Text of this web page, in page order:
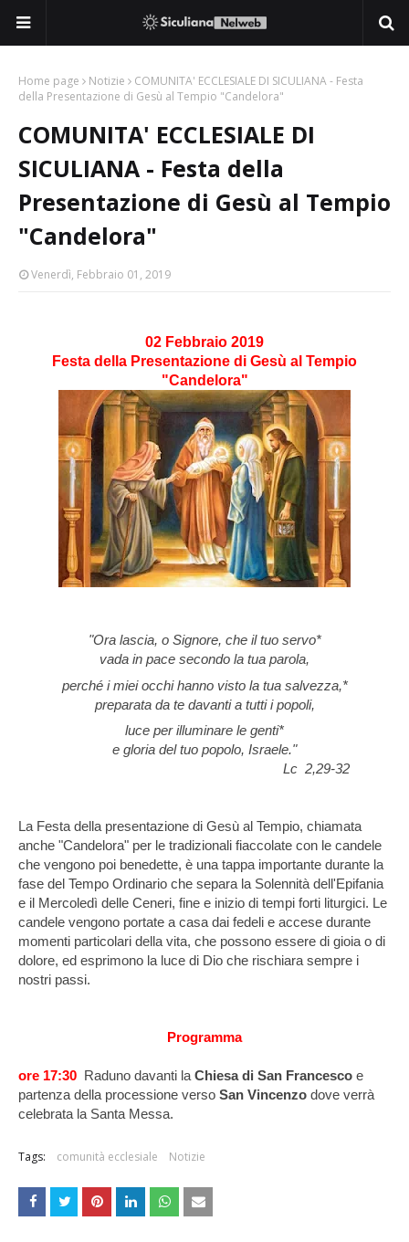
Home page Notizie
COMUNITA' ECCLESIALE DI SICULIANA - Festa
della Presentazione di Gesù al Tempio "Candelora"
COMUNITA' ECCLESIALE DI
SICULIANA - Festa della
Presentazione di Gesù al Tempio
"Candelora"
Venerdì, Febbraio 01, 2019
02 Febbraio 2019
Festa della Presentazione di Gesù al Tempio
"Candelora"
"Ora lascia, o Signore, che il tuo servo*
vada in pace secondo la tua parola,
perché i miei occhi hanno visto la tua salvezza,*
preparata da te davanti a tutti i popoli,
luce per illuminare le genti*
e gloria del tuo popolo, Israele."
Lc 2,29-32
La Festa della presentazione di Gesù al Tempio, chiamata
anche "Candelora" per le tradizionali fiaccolate con le candele
che vengono poi benedette, è una tappa importante durante la
fase del Tempo Ordinario che separa la Solennità dell'Epifania
e il Mercoledì delle Ceneri, fine e inizio di tempi forti liturgici. Le
candele vengono portate a casa dai fedeli e accese durante
momenti particolari della vita, che possono essere di gioia o di
dolore, ed esprimono la luce di Dio che rischiara sempre i
nostri passi.
Programma
ore 17:30 Raduno davanti la Chiesa di San Francesco e
partenza della processione verso San Vincenzo dove verrà
celebrata la Santa Messa.
Tags: comunità ecclesiale Notizie